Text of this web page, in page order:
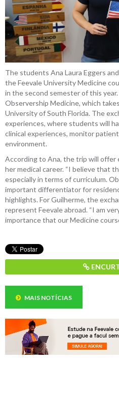
The students Ana Laura Eggers
the Feevale University Medicine
in the second semester of this
Observership Medicine, which
University of South Florida. The
experiences, where students will
clinical experiences, monitor
environment.
According to Ana, the trip will offer
her medical career. “I believe that
especially in terms of curriculum.
important differentiator for
highlights. For Guilherme, the
represent Feevale abroad. “I am
importance that our Medicine
MAIS NOTÍCIAS